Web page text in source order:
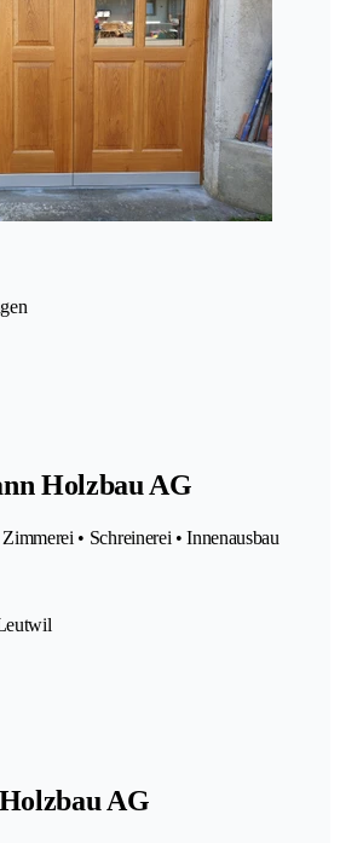
Holzbau AG
• Schreinerei • Innenausbau
AG